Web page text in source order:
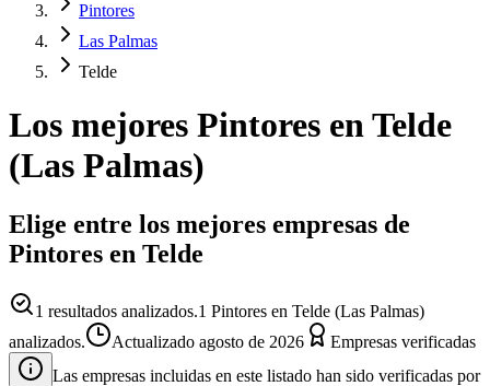
Pintores
Las Palmas
Telde
Los mejores Pintores enTelde
(Las Palmas)
Elige entre los mejores empresas de
Pintores en Telde
1 resultados analizados.1 Pintores en Telde (Las Palmas)
analizados.
Actualizado agosto de 2026
Empresas verificadas
Las empresas incluidas en este listado han sido verificadas por